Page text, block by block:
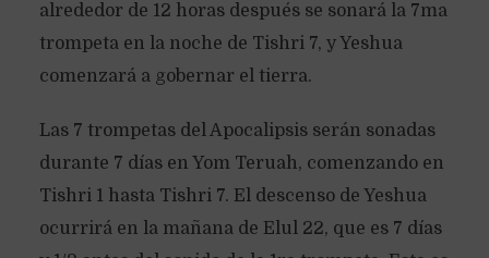
alrededor de 12 horas después se sonará la 7ma
trompeta en la noche de Tishri 7, y Yeshua
comenzará a gobernar el tierra.
Las 7 trompetas del Apocalipsis serán sonadas
durante 7 días en Yom Teruah, comenzando en
Tishri 1 hasta Tishri 7. El descenso de Yeshua
ocurrirá en la mañana de Elul 22, que es 7 días